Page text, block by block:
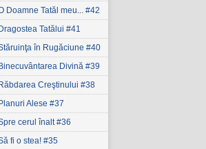
Doamne Tatăl meu... #42
Dragostea Tatălui #41
în Rugăciune #40
Binecuvântarea Divină #39
Răbdarea Creştinului #38
Planuri Alese #37
cerul înalt #36
fi o stea! #35